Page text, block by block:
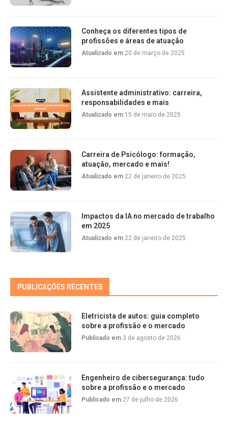
Conheça os diferentes tipos de
profissões e áreas de atuação
Atualizado em 20 de março de 2025
Assistente administrativo: carreira,
responsabilidades e mais
Atualizado em 15 de maio de 2025
Carreira de Psicólogo: formação,
atuação, mercado e mais!
Atualizado em 22 de janeiro de 2025
Impactos da IA no mercado de trabalho
em 2025
Atualizado em 22 de janeiro de 2025
PUBLICAÇÕES RECENTES
Eletricista de autos: guia completo
sobre a profissão e o mercado
Publicado em 3 de agosto de 2026
Engenheiro de cibersegurança: tudo
sobre a profissão e o mercado
Publicado em 27 de julho de 2026